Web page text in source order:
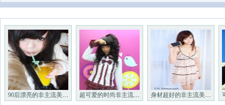
90后漂亮的非主流美眉_非主流 超可爱的时尚非主流小美女_非 身材超好的非主流美眉们_非主